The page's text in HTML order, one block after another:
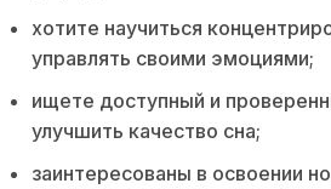
хотите научиться
управлять своими эмоциями;
ищете доступный и
улучшить качество сна;
заинтересованы в освоении